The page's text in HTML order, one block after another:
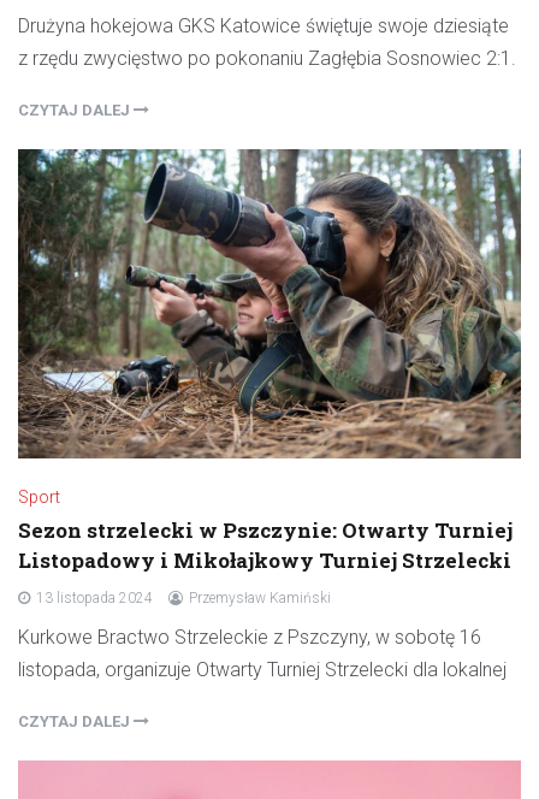
Drużyna hokejowa GKS Katowice świętuje swoje dziesiąte
z rzędu zwycięstwo po pokonaniu Zagłębia Sosnowiec 2:1.
CZYTAJ DALEJ
Sport
Sezon strzelecki w Pszczynie: Otwarty Turniej
Listopadowy i Mikołajkowy Turniej Strzelecki
13 listopada 2024 Przemysław Kamiński
Kurkowe Bractwo Strzeleckie z Pszczyny, w sobotę 16
listopada, organizuje Otwarty Turniej Strzelecki dla lokalnej
CZYTAJ DALEJ